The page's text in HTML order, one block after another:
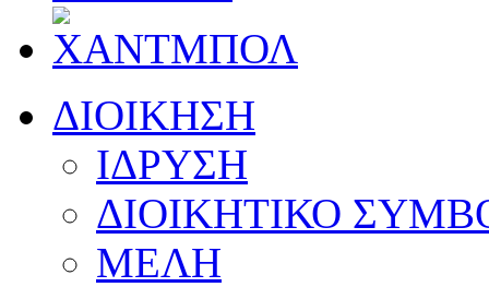
ΔΙΟΙΚΗΣΗ
ΙΔΡΥΣΗ
ΔΙΟΙΚΗΤΙΚΟ
ΜΕΛΗ